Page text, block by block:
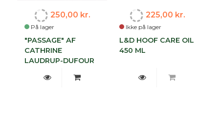
På lager
250,00 kr.
"PASSAGE" AF
CATHRINE
LAUDRUP-DUFOUR
Ikke på lager
225,00 kr.
L&D HOOF CARE OIL
450 ML